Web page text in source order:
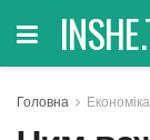
Головна Економіка